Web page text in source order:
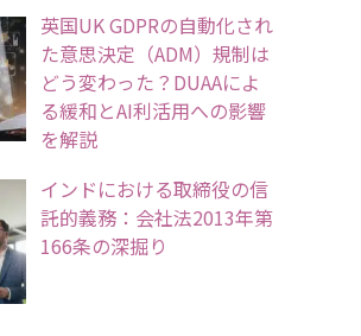
英国UK GDPRの自動化され
た意思決定（ADM）規制は
どう変わった？DUAAによ
る緩和とAI利活用への影響
を解説
インドにおける取締役の信
託的義務：会社法2013年第
166条の深掘り